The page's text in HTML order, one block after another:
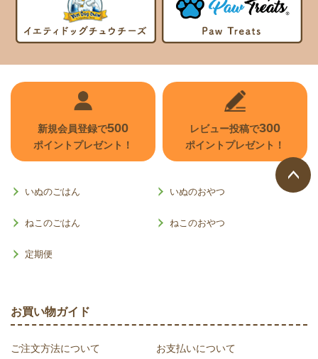
新規会員登録で500
ポイントプレゼント！
レビュー投稿で300
ポイントプレゼント！
いぬのごはん いぬのおやつ
ねこのごはん ねこのおやつ
定期便
お買い物ガイド
ご注文方法について お支払いについて